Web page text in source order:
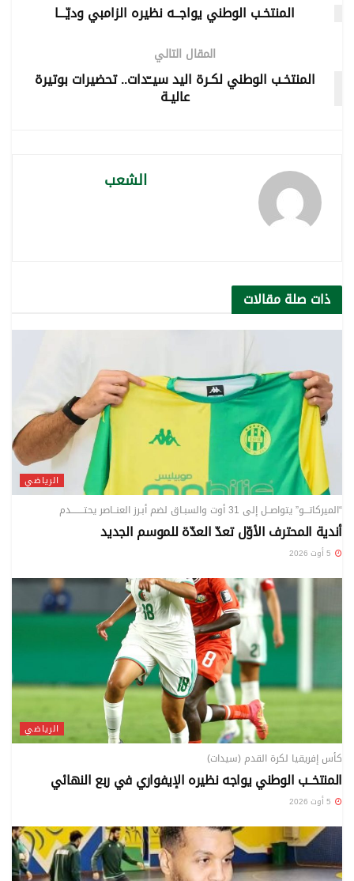
المنتخـب الوطني يواجــه نظيره الزامبي وديّـــا
المقال التالي
المنتخـب الوطني لكـرة اليد سيــّدات.. تحضيرات بوتيرة
عاليـة
الشعب
ذات صلةمقالات
الرياضي
“الميركاتـــو” يتواصــل إلى 31 أوت والسبـاق لضم أبـرز العنــاصر يحتــــــــدم
أندية المحترف الأوّل تعدّ العدّة للموسم الجديد
الرياضي
كأس إفريقيا لكرة القدم (سيدات)
المنتخــب الوطني يواجه نظيره الإيفواري في ربع النهائي